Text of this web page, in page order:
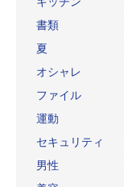
書類
夏
オシャレ
ファイル
運動
セキュリティ
男性